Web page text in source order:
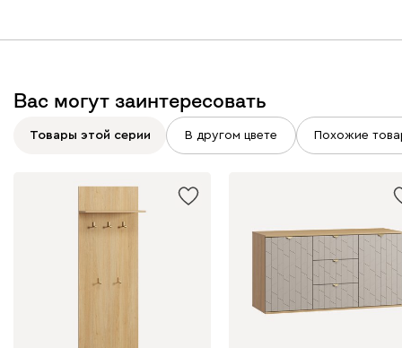
Вас могут заинтересовать
Товары этой серии В другом цвете Похожие